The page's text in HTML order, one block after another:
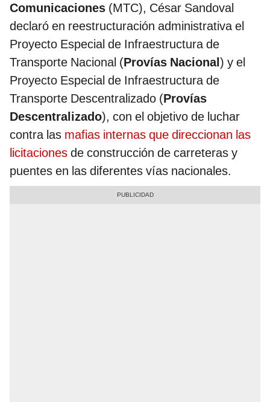
Comunicaciones (MTC), César Sandoval
declaró en reestructuración administrativa el
Proyecto Especial de Infraestructura de
Transporte Nacional (Provías Nacional) y el
Proyecto Especial de Infraestructura de
Transporte Descentralizado (Provías
Descentralizado), con el objetivo de luchar
contra las mafias internas que direccionan las
licitaciones de construcción de carreteras y
puentes en las diferentes vías nacionales.